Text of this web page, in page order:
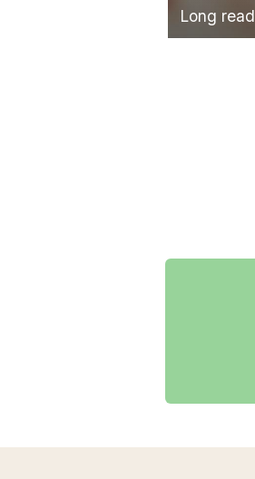
Long read